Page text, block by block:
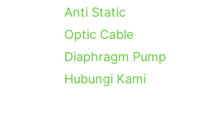
Anti Static
Optic Cable
Diaphragm Pump
Hubungi Kami